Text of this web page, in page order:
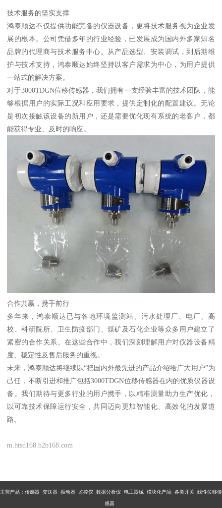
技术服务的坚实支撑
鸿泰顺达不仅提供功能完备的仪器设备，更将技术服务视为企业发
展的根本。公司凭借多年的行业经验，已发展成为国内外多家知名
品牌的代理商与技术服务中心。从产品选型、安装调试，到后期维
护与技术支持，鸿泰顺达始终坚持以客户需求为中心，为用户提供
一站式的解决方案。
对于3000TDGN位移传感器，我们拥有一支经验丰富的技术团队，能
够根据用户的实际工况和应用要求，提供定制化的配置建议。无论
是初次接触该设备的新用户，还是需要优化现有系统的老客户，都
能获得专业、及时的响应。
合作共赢，携手前行
多年来，鸿泰顺达已与各地环境监测站、污水处理厂、电厂、高
校、科研院所、卫生防疫部门、煤矿及石化企业等众多用户建立了
紧密的合作关系。在这些合作中，我们深刻理解用户对仪器设备精
度、稳定性及售后服务的重视。
未来，鸿泰顺达将继续以“把国内外最先进的产品介绍给广大用户”为
己任，不断引进和推广包括3000TDGN位移传感器在内的优质仪器设
备。我们期待与更多行业的用户携手，以精准测量助力生产优化，
以可靠技术保障运行安全，共同迈向更加智能化、高效化的发展道
路。
m.htsd168.b2b168.com
主营产品：传感器 变送器 振动器 监控仪 数据分析仪 电工器械 模块化产品 各类开关 线性位移传
感器